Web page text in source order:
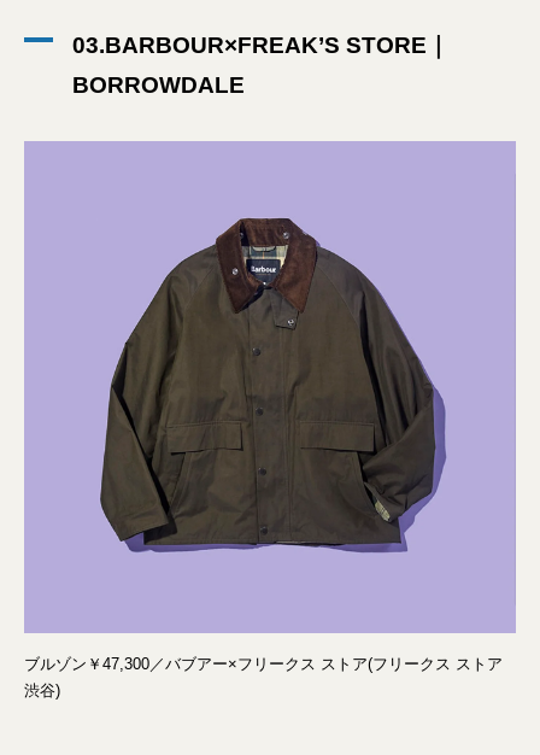
03.BARBOUR×FREAK’S STORE｜
BORROWDALE
ブルゾン￥47,300／バブアー×フリークス ストア(フリークス ストア
渋谷)